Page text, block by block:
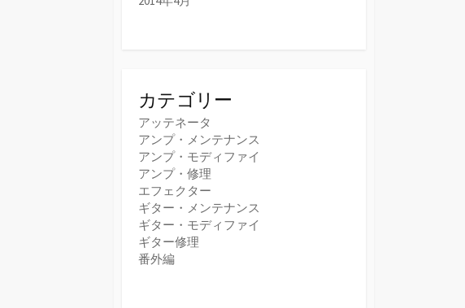
カテゴリー
アッテネータ
アンプ・メンテナンス
アンプ・モディファイ
アンプ・修理
エフェクター
ギター・メンテナンス
ギター・モディファイ
ギター修理
番外編